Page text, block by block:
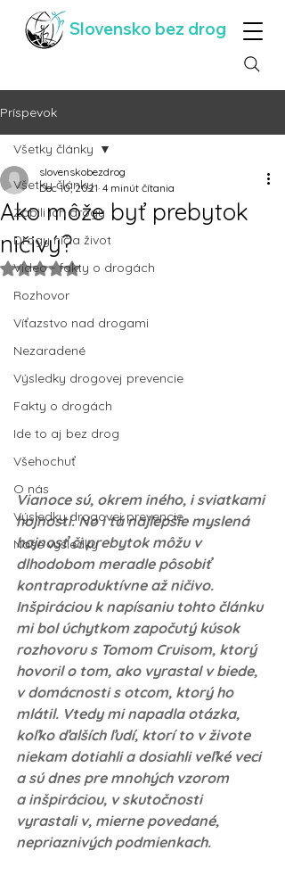
Slovensko bez drog
Príspevok
Všetky články
Zabili ich drogy
Drogy ničia život
Video - fakty o drogách
Rozhovor
Víťazstvo nad drogami
Nezaradené
Výsledky drogovej prevencie
Fakty o drogách
Ide to aj bez drog
Všehochuť
O nás
Výsledky drogovej prevencie
Naše výsledky
Všetky články
Ako môže byť prebytok
ničivý?
slovenskobezdrog
Dec 10, 2021 4 minút čítania
Hodnotenie NaN z 5 hviezdičiek.
Vianoce sú, okrem iného, i sviatkami
hojnosti. No i tá najlepšie myslená
hojnosť či prebytok môžu v
dlhodobom meradle pôsobiť
kontraproduktívne až ničivo.
Inšpiráciou k napísaniu tohto článku
mi bol úchytkom započutý kúsok
rozhovoru s Tomom Cruisom, ktorý
hovoril o tom, ako vyrastal v biede,
v domácnosti s otcom, ktorý ho
mlátil. Vtedy mi napadla otázka,
koľko ďalších ľudí, ktorí to v živote
niekam dotiahli a dosiahli veľké veci
a sú dnes pre mnohých vzorom
a inšpiráciou, v skutočnosti
vyrastali v, mierne povedané,
nepriaznivých podmienkach.